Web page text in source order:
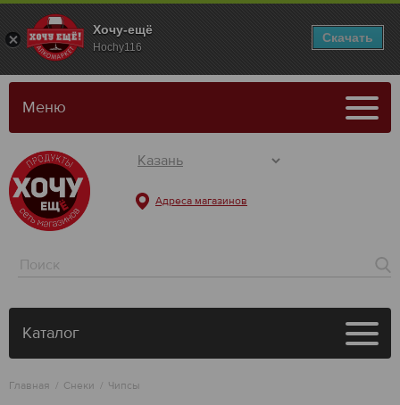
Хочу-ещё
Hochy116
Скачать
Меню
Адреса магазинов
Каталог
Главная Снеки Чипсы